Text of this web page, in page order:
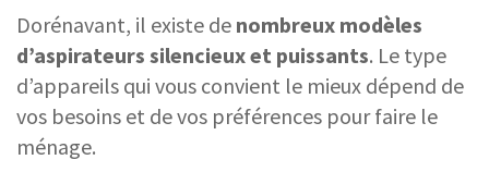
Dorénavant, il existe de nombreux modèles
d’aspirateurs silencieuxet puissants. Le type
d’appareils qui vous convient le mieux dépend de
vos besoins et de vos préférences pour faire le
ménage.